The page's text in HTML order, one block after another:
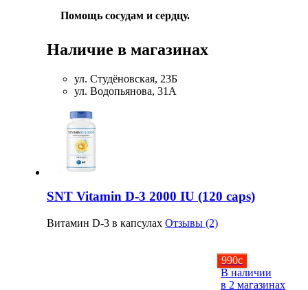
Помощь сосудам и сердцу.
Наличие в магазинах
ул. Студёновская, 23Б
ул. Водопьянова, 31А
990c
В наличии
в 2 магазинах
SNT Vitamin D-3 2000 IU (120 caps)
Витамин D-3 в капсулах Отзывы (2)